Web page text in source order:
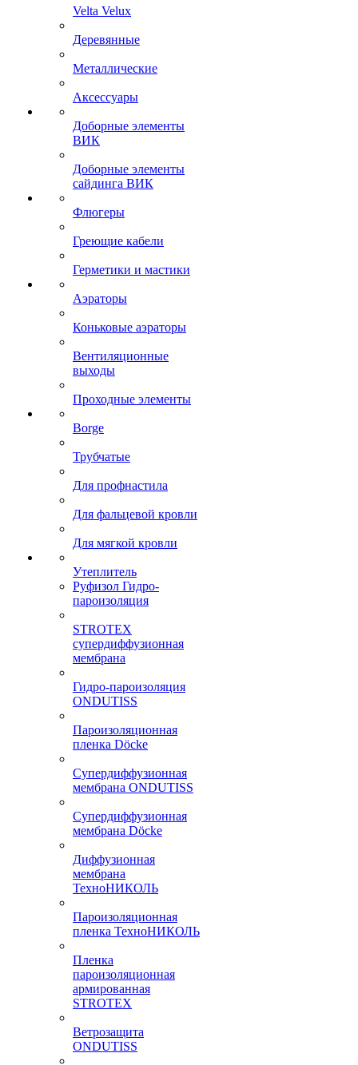
Velta Velux
Деревянные
Металлические
Аксессуары
Доборные элементы
ВИК
Доборные элементы
сайдинга ВИК
Флюгеры
Греющие кабели
Герметики и мастики
Аэраторы
Коньковые аэраторы
Вентиляционные
выходы
Проходные элементы
Borge
Трубчатые
Для профнастила
Для фальцевой кровли
Для мягкой кровли
Утеплитель
Руфизол Гидро-
пароизоляция
STROTEX
супердиффузионная
мембрана
Гидро-пароизоляция
ONDUTISS
Пароизоляционная
пленка Döcke
Супердиффузионная
мембрана ONDUTISS
Супердиффузионная
мембрана Döcke
Диффузионная
мембрана
ТехноНИКОЛЬ
Пароизоляционная
пленка ТехноНИКОЛЬ
Пленка
пароизоляционная
армированная
STROTEX
Ветрозащита
ONDUTISS